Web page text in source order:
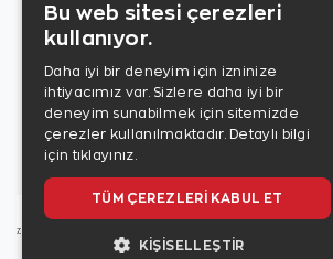
Copyright © 2026, Zen Diamond
Zen Diamond Birleşmiş Markalar
Turquality Destek Programı
Bu web sitesi çerezleri
kullanıyor.
Daha iyi bir deneyim için izninize
ihtiyacımız var. Sizlere daha iyi bir
deneyim sunabilmek için sitemizde
çerezler kullanılmaktadır. Detaylı bilgi
için tıklayınız.
TÜM ÇEREZLERI KABUL ET
KIŞISELLEŞTIR